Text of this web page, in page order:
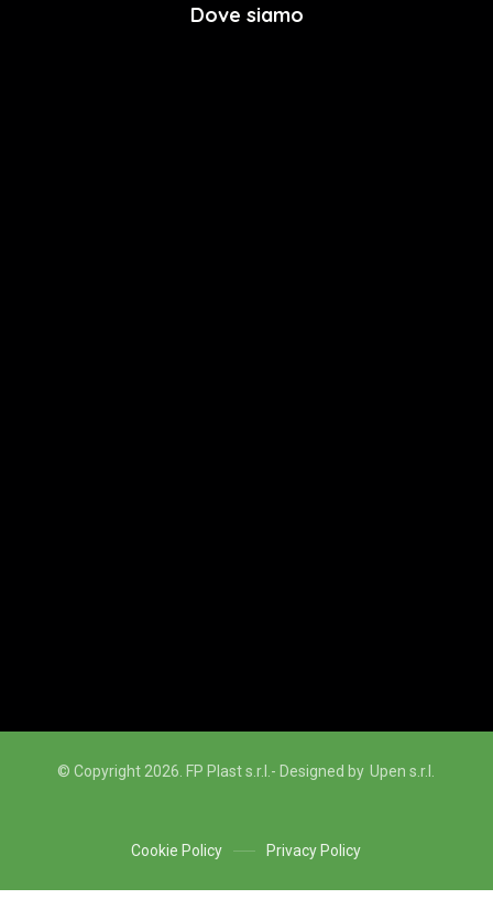
Dove siamo
© Copyright 2026. FP Plast s.r.l.- Designed by Upen s.r.l.
Privacy Policy
Cookie Policy